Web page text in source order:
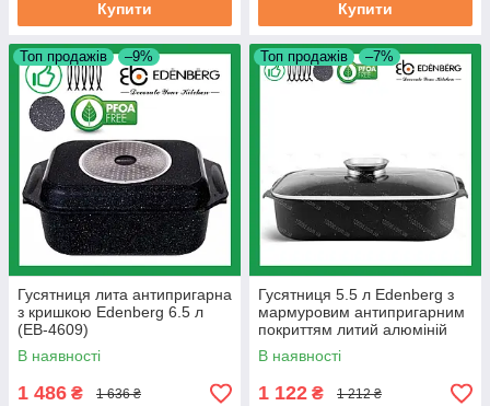
Купити Купити
Топ продажів –9%
Гусятниця лита антипригарна
з кришкою Edenberg 6.5 л
(EB-4609)
В наявності
1 486 ₴ 1 636 ₴
Топ продажів –7%
Гусятниця 5.5 л Edenberg з
мармуровим антипригарним
покриттям литий алюміній
(EB-4612)
В наявності
1 122 ₴ 1 212 ₴